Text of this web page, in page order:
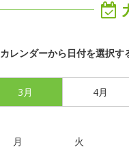
カレンダーから日付を選択す
3月 4月
月 火